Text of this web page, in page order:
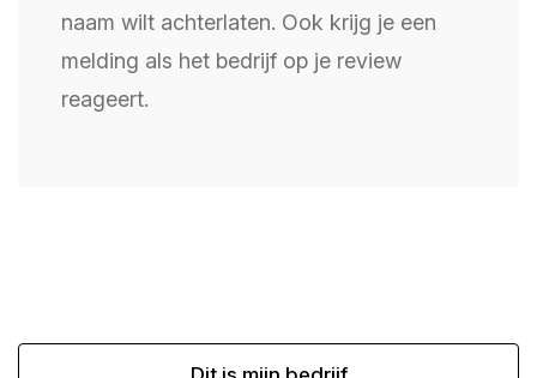
naam wilt achterlaten. Ook krijg je een
melding als het bedrijf op je review
reageert.